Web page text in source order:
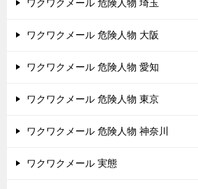
ワクワクメール 危険人物 埼玉
ワクワクメール 危険人物 大阪
ワクワクメール 危険人物 愛知
ワクワクメール 危険人物 東京
ワクワクメール 危険人物 神奈川
ワクワクメール 実態